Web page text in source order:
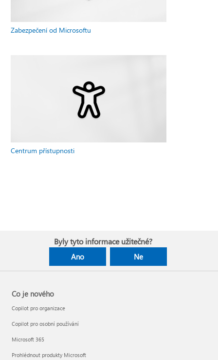
Zabezpečení od Microsoftu
Centrum přístupnosti
Byly tyto informace užitečné?
Ano Ne
Co je nového
Copilot pro organizace
Copilot pro osobní používání
Microsoft 365
Prohlédnout produkty Microsoft